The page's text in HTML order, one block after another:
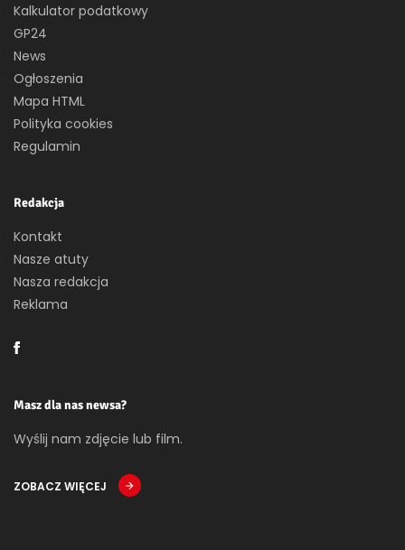
Kalkulator podatkowy
GP24
News
Ogłoszenia
Mapa HTML
Polityka cookies
Regulamin
Redakcja
Kontakt
Nasze atuty
Nasza redakcja
Reklama
Masz dla nas newsa?
Wyślij nam zdjęcie lub film.
ZOBACZ WIĘCEJ